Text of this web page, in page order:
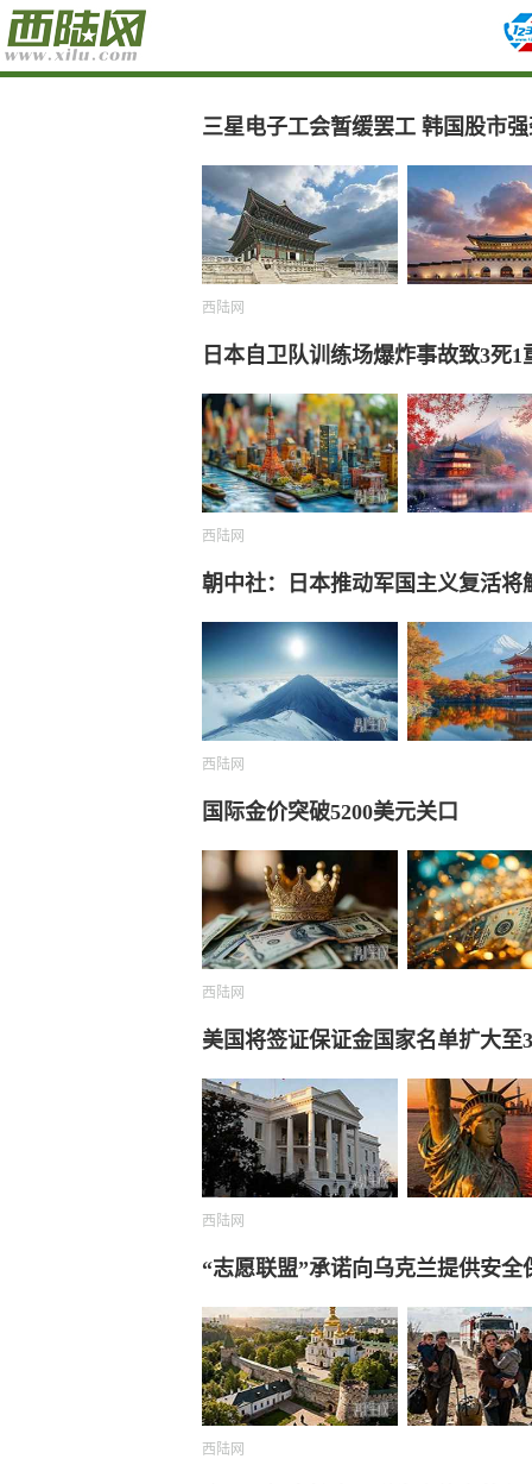
三星电子工会暂缓罢工 韩国股市
西陆网
日本自卫队训练场爆炸事故致3死1
西陆网
朝中社：日本推动军国主义复活将
西陆网
国际金价突破5200美元关口
西陆网
美国将签证保证金国家名单扩大至
西陆网
“志愿联盟”承诺向乌克兰提供安全
西陆网